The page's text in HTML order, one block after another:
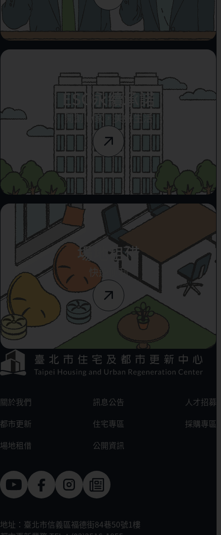
ESG永續承諾
開創心家，美好生活
場地租借
快速便利
方選單連結區
:::
關於我們 訊息公告
人才招募
都市更新
住宅專區
採購專區
場地租借
公開資訊
地址：臺北市信義區福德街84巷50號1樓